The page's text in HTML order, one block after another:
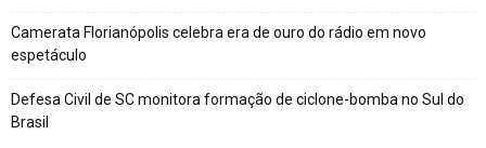
Camerata Florianópolis celebra era de ouro do rádio em novo
espetáculo
Defesa Civil de SC monitora formação de ciclone-bomba no Sul do
Brasil